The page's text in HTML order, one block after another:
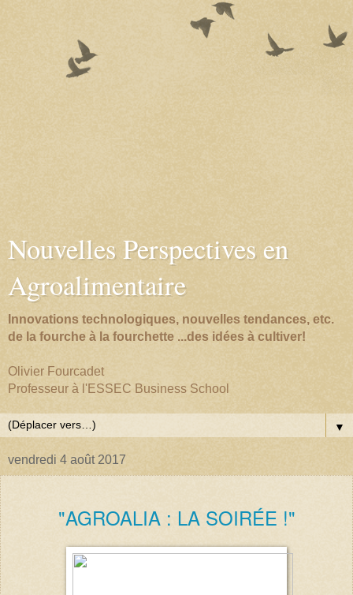
Nouvelles Perspectives en
Agroalimentaire
Innovations technologiques, nouvelles tendances, etc.
de la fourche à la fourchette ...des idées à cultiver!
Olivier Fourcadet
Professeur à l'ESSEC Business School
▼
vendredi 4 août 2017
"AGROALIA : LA SOIRÉE !"